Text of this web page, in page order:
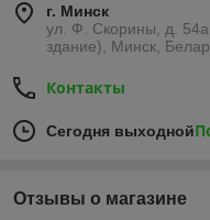
г. Минск
ул. Ф. Скорины, д.
здание), Минск,
Контакты
Сегодня выходной
Отзывы о магазине